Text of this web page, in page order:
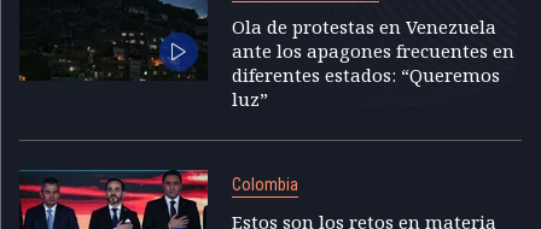
Ola de protestas en Venezuela
ante los apagones frecuentes en
diferentes estados: “Queremos
luz”
Colombia
Estos son los retos en materia